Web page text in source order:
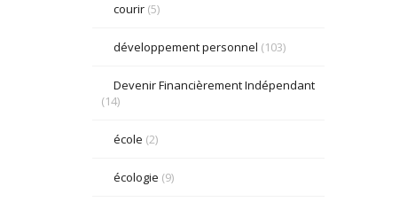
courir(5)
développement personnel (103)
Devenir Financièrement Indépendant
(14)
école (2)
écologie (9)